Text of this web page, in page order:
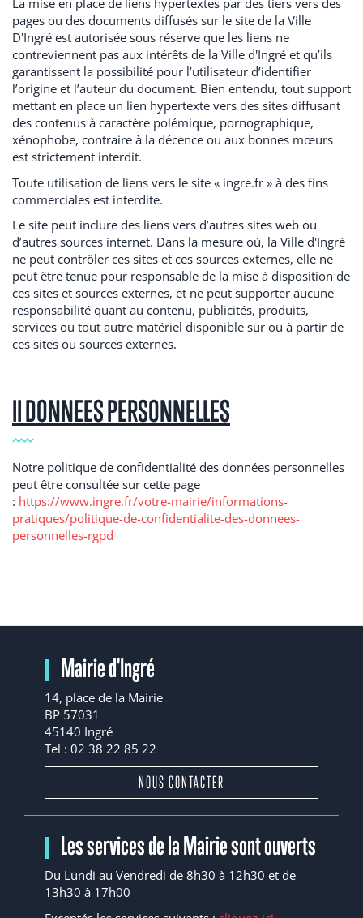
La mise en place de liens hypertextes par des tiers vers des
pages ou des documents diffusés sur le site de la Ville
D'Ingré est autorisée sous réserve que les liens ne
contreviennent pas aux intérêts de la Ville d'Ingré et qu’ils
garantissent la possibilité pour l’utilisateur d’identifier
l’origine et l’auteur du document. Bien entendu, tout support
mettant en place un lien hypertexte vers des sites diffusant
des contenus à caractère polémique, pornographique,
xénophobe, contraire à la décence ou aux bonnes mœurs
est strictement interdit.
Toute utilisation de liens vers le site « ingre.fr » à des fins
commerciales est interdite.
Le site peut inclure des liens vers d’autres sites web ou
d’autres sources internet. Dans la mesure où, la Ville d'Ingré
ne peut contrôler ces sites et ces sources externes, elle ne
peut être tenue pour responsable de la mise à disposition de
ces sites et sources externes, et ne peut supporter aucune
responsabilité quant au contenu, publicités, produits,
services ou tout autre matériel disponible sur ou à partir de
ces sites ou sources externes.
II DONNEES PERSONNELLES
Notre politique de confidentialité des données personnelles
peut être consultée sur cette page
: https://www.ingre.fr/votre-mairie/informations-
pratiques/politique-de-confidentialite-des-donnees-
personnelles-rgpd
Mairie d'Ingré
14, place de la Mairie
BP 57031
45140 Ingré
Tel : 02 38 22 85 22
NOUS CONTACTER
Les services de la Mairie sont ouverts
Du Lundi au Vendredi de 8h30 à 12h30 et de
13h30 à 17h00